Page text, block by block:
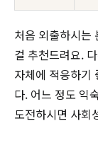
처음 외출하시는
걸 추천드려요.
자체에 적응하기
다. 어느 정도 익
도전하시면 사회